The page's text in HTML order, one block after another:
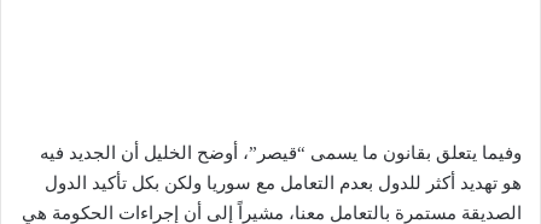
وفيما يتعلق بقانون ما يسمى “قيصر”، أوضح الخليل أن الجديد فيه
هو تهديد أكثر للدول بعدم التعامل مع سوريا ولكن بكل تأكيد الدول
الصديقة مستمرة بالتعامل معنا، مشيراً إلى أن إجراءات الحكومة هي